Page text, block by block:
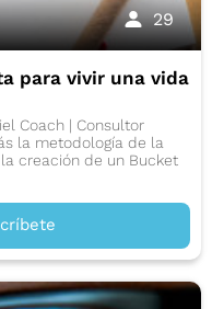
29
para vivir una vida
Coach | Consultor
la metodología de la
creación de un Bucket